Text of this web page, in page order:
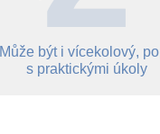
Může být i vícekolový,
s praktickými úkoly